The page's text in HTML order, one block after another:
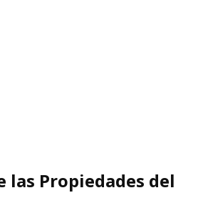
las Propiedades del